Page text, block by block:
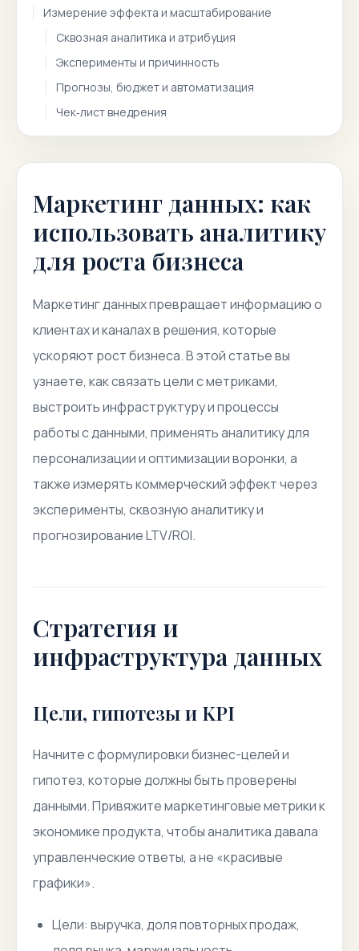
Измерение эффекта и масштабирование
Сквозная аналитика и атрибуция
Эксперименты и причинность
Прогнозы, бюджет и автоматизация
Чек‑лист внедрения
Маркетинг данных: как
использовать аналитику
для роста бизнеса
Маркетинг данных превращает информацию о
клиентах и каналах в решения, которые
ускоряют рост бизнеса. В этой статье вы
узнаете, как связать цели с метриками,
выстроить инфраструктуру и процессы
работы с данными, применять аналитику для
персонализации и оптимизации воронки, а
также измерять коммерческий эффект через
эксперименты, сквозную аналитику и
прогнозирование LTV/ROI.
Стратегия и
инфраструктура данных
Цели, гипотезы и KPI
Начните с формулировки бизнес-целей и
гипотез, которые должны быть проверены
данными. Привяжите маркетинговые метрики к
экономике продукта, чтобы аналитика давала
управленческие ответы, а не «красивые
графики».
Цели: выручка, доля повторных продаж,